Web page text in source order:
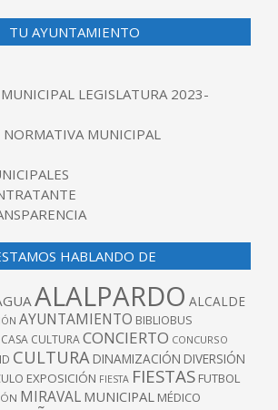
TU AYUNTAMIENTO
LEGISLATURA 2023-
MUNICIPAL
HABLANDO DE
ALALPARDO ALCALDE
AYUNTAMIENTO BIBLIOBUS
CASA CULTURACONCIERTO CONCURSO
CULTURA DINAMIZACIÓN DIVERSIÓN
EXPOSICIÓN FIESTA FIESTAS FUTBOL
MIRAVAL MUNICIPAL MÉDICO